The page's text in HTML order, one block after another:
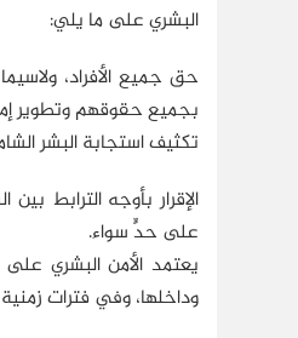
البشري على ما يلي:
حق جميع الأفراد،
بجميع حقوقهم وتطوير
تكثيف استجابة البشر
الإقرار بأوجه الترابط
على حدٍّ سواء.
يعتمد الأمن البشري على
وداخلها، وفي فترات